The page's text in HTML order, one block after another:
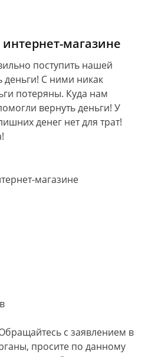
магазине
поступить нашей
деньги! С ними никак
потеряны. Куда нам
вернуть деньги! У
денег нет для трат!
магазине
с заявлением в
просите по данному